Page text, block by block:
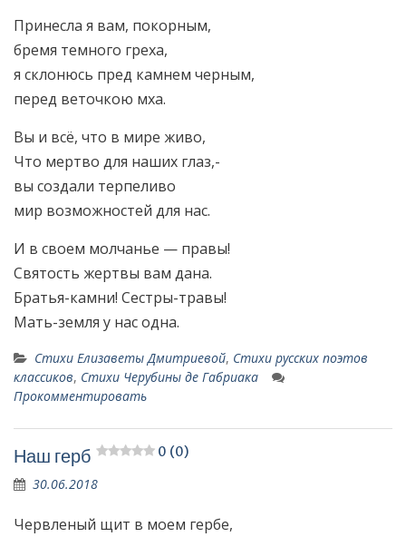
Принесла я вам, покорным,
бремя темного греха,
я склонюсь пред камнем черным,
перед веточкою мха.
Вы и всё, что в мире живо,
Что мертво для наших глаз,-
вы создали терпеливо
мир возможностей для нас.
И в своем молчанье — правы!
Святость жертвы вам дана.
Братья-камни! Сестры-травы!
Мать-земля у нас одна.
Стихи Елизаветы Дмитриевой, Стихи русских поэтов
классиков, Стихи Черубины де Габриака
Прокомментировать
Наш герб 0 (0)
30.06.2018
Червленый щит в моем гербе,